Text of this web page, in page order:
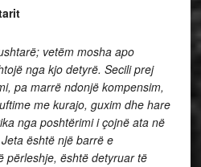
vetëm mosha apo
nga kjo detyrë. Secili prej
pa marrë ndonjë kompensim,
me kurajo, guxim dhe hare
nga poshtërimi i çojnë ata në
është një barrë e
përleshje, është detyruar të